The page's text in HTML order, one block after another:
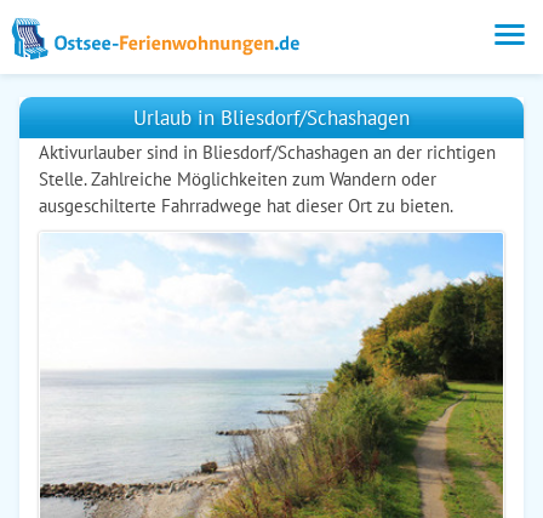
Urlaub in Bliesdorf/Schashagen
Aktivurlauber sind in Bliesdorf/Schashagen an der richtigen
Stelle. Zahlreiche Möglichkeiten zum Wandern oder
ausgeschilterte Fahrradwege hat dieser Ort zu bieten.